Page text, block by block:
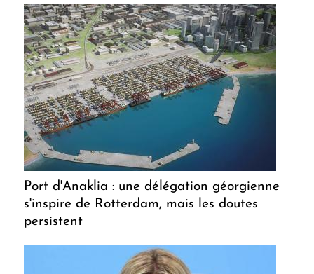
Port d'Anaklia : une délégation géorgienne
s'inspire de Rotterdam, mais les doutes
persistent